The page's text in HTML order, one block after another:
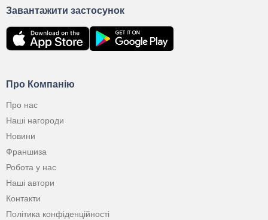
Про Компанію
Про нас
Наші нагороди
Новини
Франшиза
Робота у нас
Наші автори
Контакти
Політика конфіденційності
Завантажити застосунок